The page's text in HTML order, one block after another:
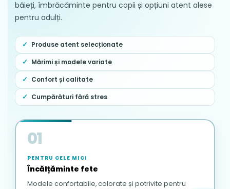
băieți, îmbrăcăminte pentru copii și opțiuni atent alese
pentru adulți.
Produse atent selecționate
Mărimi și modele variate
Confort și calitate
Cumpărături fără stres
01
PENTRU CELE MICI
Încălțăminte fete
Modele confortabile, colorate și potrivite pentru